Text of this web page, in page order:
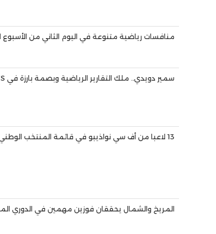
منافسات رياضية متنوعة في اليوم الثاني من الأسبوع
سمير دويدي.. ملك التقارير الرياضية وبصمة بارزة في BEIN SPORTS
13 لاعبا من أف سي نواذيبو في قائمة المنتخب الوطني للمحليين استعدادا لمواجهة مالي
المريخ والشمال يحققان فوزين مهمين في الدوري